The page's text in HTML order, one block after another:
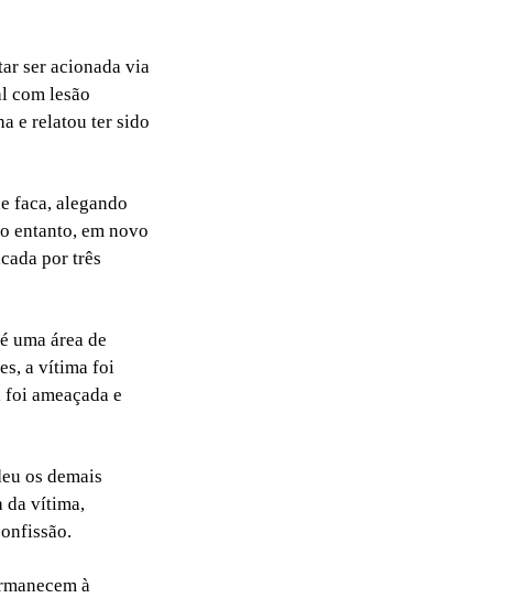
ser acionada via
com lesão
e relatou ter sido
faca, alegando
entanto, em novo
por três
uma área de
a vítima foi
ameaçada e
os demais
da vítima,
à